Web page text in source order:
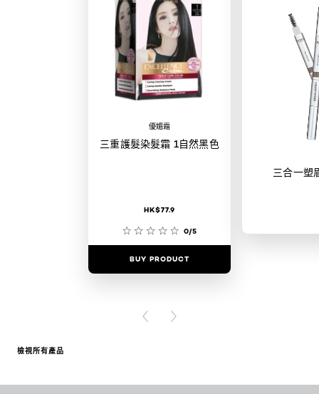
優媚霜
三重護髮染髮霜 1自然黑色
HK$77.9
0/5
BUY PRODUCT
三合一塑
PREVIOUS CARD
NEXT CARD
檢視所有產品